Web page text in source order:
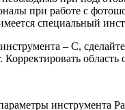
при работе с
специальный
– С,
Корректировать